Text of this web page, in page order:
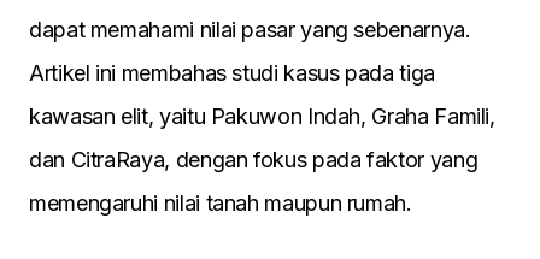
dapat memahami nilai pasar yang sebenarnya.
Artikel ini membahas studi kasus pada tiga
kawasan elit, yaitu Pakuwon Indah, Graha Famili,
dan CitraRaya, dengan fokus pada faktor yang
memengaruhi nilai tanah maupun rumah.